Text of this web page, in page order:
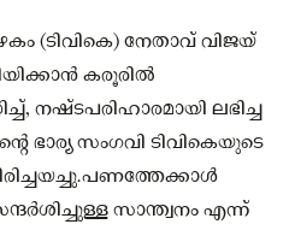
(ടിവികെ) നേതാവ് വിജയ്
കരൂരിൽ
നഷ്ടപരിഹാരമായി ലഭിച്ച
ഭാര്യ സംഗവി ടിവികെയുടെ
സാന്ത്വനം എന്ന്